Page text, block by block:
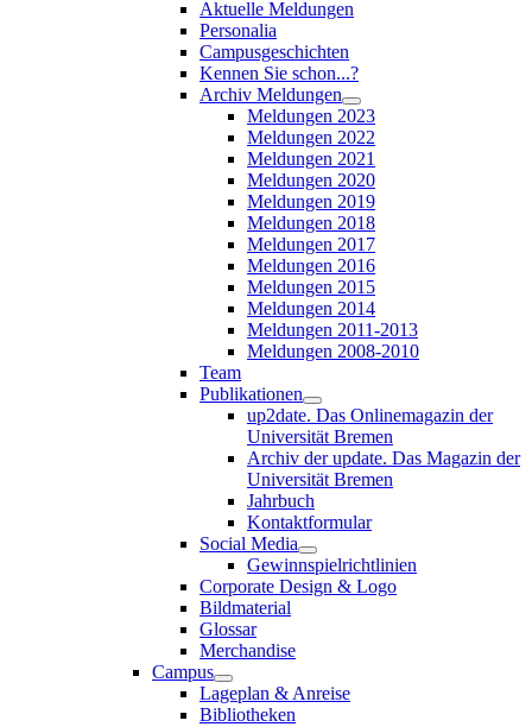
Aktuelle Meldungen
Personalia
Campusgeschichten
Kennen Sie schon...?
Archiv Meldungen
Meldungen 2023
Meldungen 2022
Meldungen 2021
Meldungen 2020
Meldungen 2019
Meldungen 2018
Meldungen 2017
Meldungen 2016
Meldungen 2015
Meldungen 2014
Meldungen 2011-2013
Meldungen 2008-2010
Team
Publikationen
up2date. Das Onlinemagazin der
Universität Bremen
Archiv der update. Das Magazin der
Universität Bremen
Jahrbuch
Kontaktformular
Social Media
Gewinnspielrichtlinien
Corporate Design & Logo
Bildmaterial
Glossar
Merchandise
Campus
Lageplan & Anreise
Bibliotheken